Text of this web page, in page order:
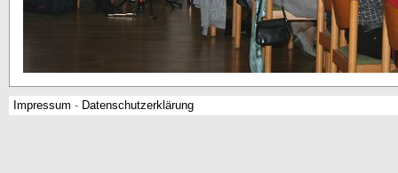
Impressum - Datenschutzerklärung